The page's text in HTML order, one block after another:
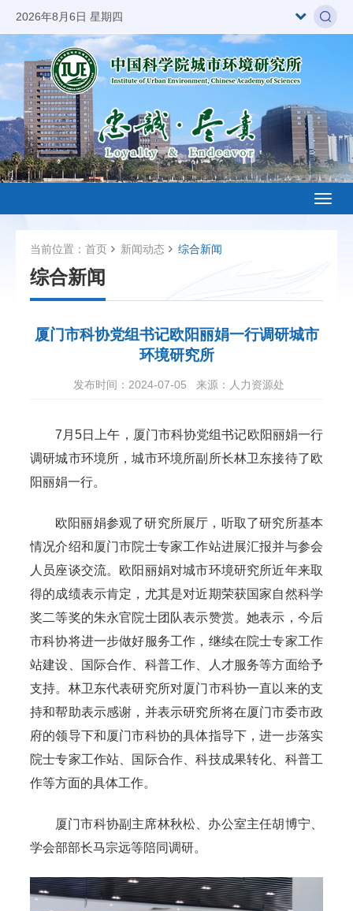
2026年8月6日 星期四
当前位置： 首页 新闻动态 综合新闻
综合新闻
厦门市科协党组书记欧阳丽娟一行调研城市
环境研究所
发布时间：2024-07-05 来源：人力资源处
7月5日上午，厦门市科协党组书记欧阳丽娟一行
调研城市环境所，城市环境所副所长林卫东接待了欧
阳丽娟一行。
欧阳丽娟参观了研究所展厅，听取了研究所基本
情况介绍和厦门市院士专家工作站进展汇报并与参会
人员座谈交流。欧阳丽娟对城市环境研究所近年来取
得的成绩表示肯定，尤其是对近期荣获国家自然科学
奖二等奖的朱永官院士团队表示赞赏。她表示，今后
市科协将进一步做好服务工作，继续在院士专家工作
站建设、国际合作、科普工作、人才服务等方面给予
支持。林卫东代表研究所对厦门市科协一直以来的支
持和帮助表示感谢，并表示研究所将在厦门市委市政
府的领导下和厦门市科协的具体指导下，进一步落实
院士专家工作站、国际合作、科技成果转化、科普工
作等方面的具体工作。
厦门市科协副主席林秋松、办公室主任胡博宁、
学会部部长马宗远等陪同调研。